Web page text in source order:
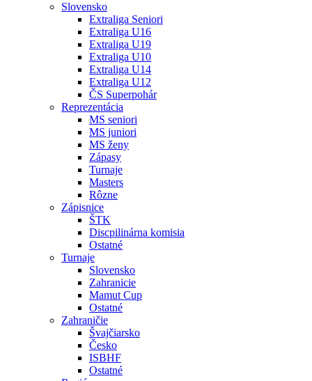
Slovensko
Extraliga Seniori
Extraliga U16
Extraliga U19
Extraliga U10
Extraliga U14
Extraliga U12
ČS Superpohár
Reprezentácia
MS seniori
MS juniori
MS ženy
Zápasy
Turnaje
Masters
Rôzne
Zápisnice
ŠTK
Discpilinárna komisia
Ostatné
Turnaje
Slovensko
Zahranicie
Mamut Cup
Ostatné
Zahraničie
Švajčiarsko
Česko
ISBHF
Ostatné